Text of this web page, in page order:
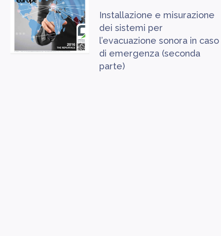
Installazione e misurazione
dei sistemi per
l’evacuazione sonora in caso
di emergenza (seconda
parte)